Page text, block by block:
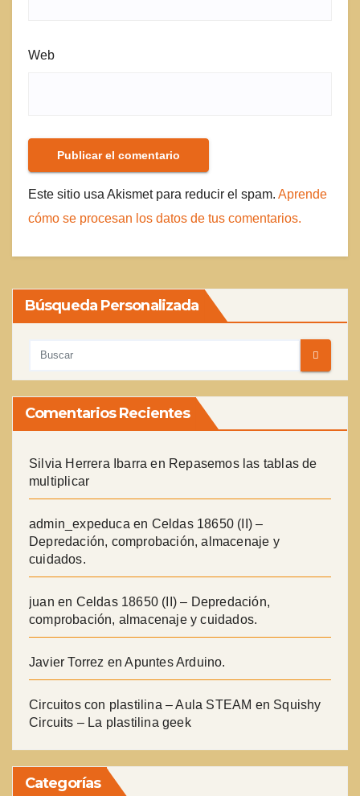
Web
Este sitio usa Akismet para reducir el spam. Aprende
cómo se procesan los datos de tus comentarios.
Búsqueda Personalizada
Comentarios Recientes
Silvia Herrera Ibarra en Repasemos las tablas de
multiplicar
admin_expeduca en Celdas 18650 (II) –
Depredación, comprobación, almacenaje y
cuidados.
juan en Celdas 18650 (II) – Depredación,
comprobación, almacenaje y cuidados.
Javier Torrez enApuntes Arduino.
Circuitos con plastilina – Aula STEAM en Squishy
Circuits – La plastilina geek
Categorías